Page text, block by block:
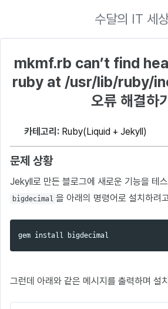
수달의 IT 세
mkmf.rb can’t find
ruby at /usr/lib/ruby/
오류 해결하기
카테고리: Ruby(Liquid + Jekyll)
문제 상황
Jekyll로 만든 블로그에 새로운 기능을 테
bigdecimal 을 아래의 명령어로 설치하려
gem install
그런데 아래와 같은 메시지를 출력하며 설